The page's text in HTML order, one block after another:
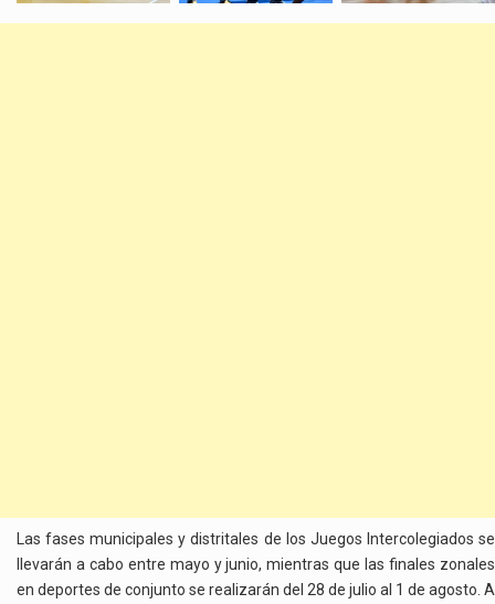
Las fases municipales y distritales de los Juegos Intercolegiados se
llevarán a cabo entre mayo y junio, mientras que las finales zonales
en deportes de conjunto se realizarán del 28 de julio al 1 de agosto. A